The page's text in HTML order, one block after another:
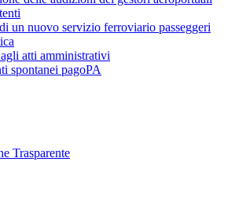
un nuovo servizio ferroviario passeggeri
atti amministrativi
spontanei pagoPA
Trasparente